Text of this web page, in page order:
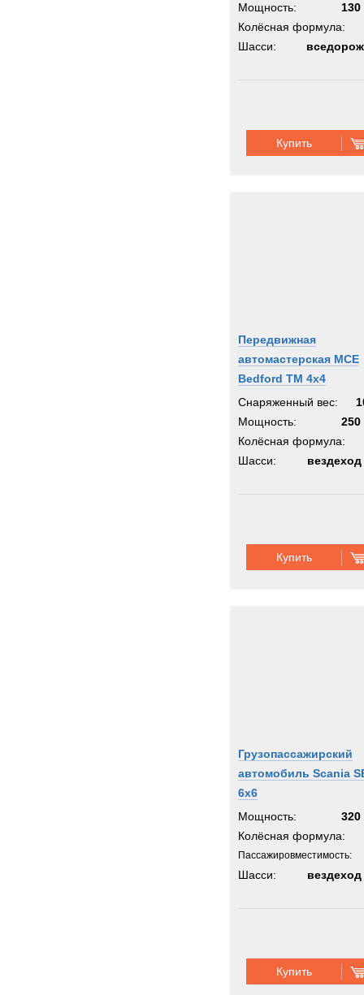
Мощность:
130
Колёсная формула:
Шасси:
Купить
Передвижная
автомастерская MCE
Bedford TM 4x4
Снаряженный вес:
Мощность:
250
Колёсная формула:
Шасси:
вездеход
Купить
Грузопассажирский
автомобиль Scania
6x6
Мощность:
320
Колёсная формула:
Пассажировместимость:
Шасси: вездеход
Купить